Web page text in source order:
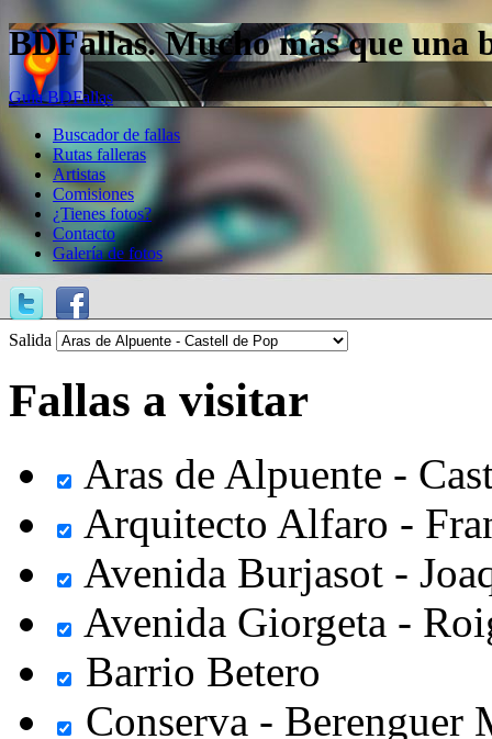
BDFallas. Mucho más que una
Guía BDFallas
Buscador de fallas
Rutas falleras
Artistas
Comisiones
¿Tienes fotos?
Contacto
Galería de fotos
Salida
Fallas a visitar
Aras de Alpuente -
Arquitecto Alfaro -
Avenida Burjasot -
Avenida Giorgeta -
Barrio Betero
Conserva - Berenguer